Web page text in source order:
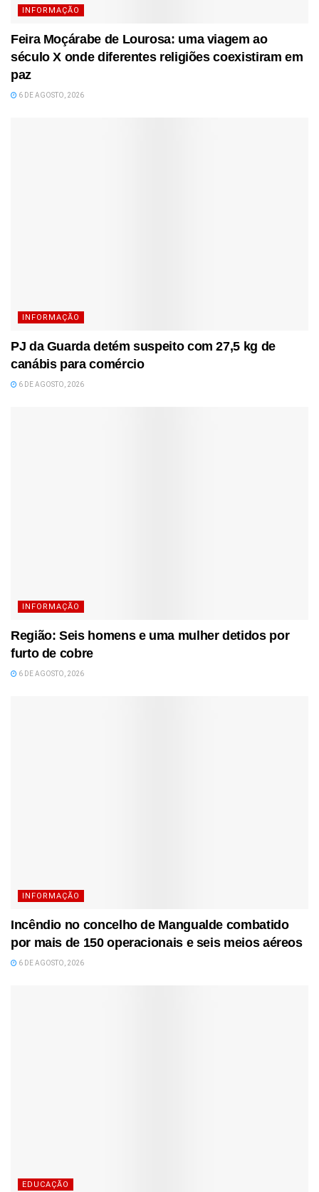
INFORMAÇÃO
Feira Moçárabe de Lourosa: uma viagem ao
século X onde diferentes religiões coexistiram em
paz
6 DE AGOSTO, 2026
INFORMAÇÃO
PJ da Guarda detém suspeito com 27,5 kg de
canábis para comércio
6 DE AGOSTO, 2026
INFORMAÇÃO
Região: Seis homens e uma mulher detidos por
furto de cobre
6 DE AGOSTO, 2026
INFORMAÇÃO
Incêndio no concelho de Mangualde combatido
por mais de 150 operacionais e seis meios aéreos
6 DE AGOSTO, 2026
EDUCAÇÃO